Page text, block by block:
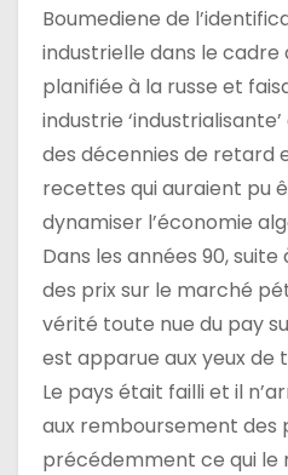
Boumediene de
industrielle dans le cadre
planifiée à la russe et
industrie
des décennies de retard
recettes qui auraient pu
dynamiser l’économie
Dans les années 90,
des prix sur le marché
vérité toute nue du pay
est apparue aux yeux de
Le pays était failli et il
aux remboursement
précédemment ce qui le